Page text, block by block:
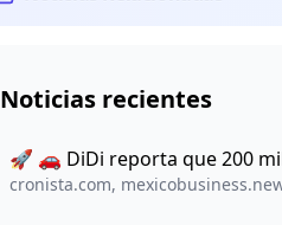
Noticias recientes
🚀 🚗 DiDi reporta que 200
cronista.com,